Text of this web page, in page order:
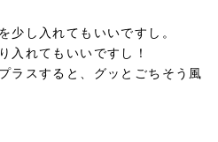
少し入れてもいいですし。
入れてもいいですし！
ラスすると、グッとごちそう風